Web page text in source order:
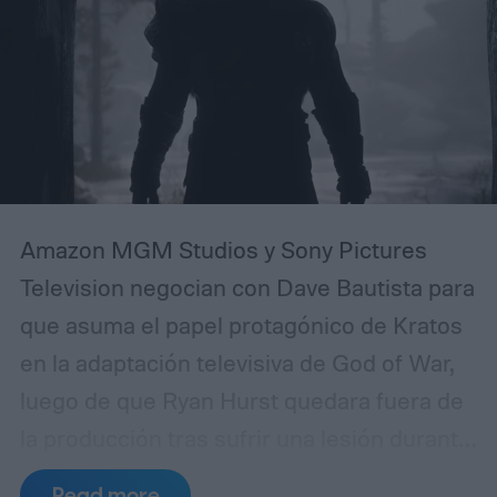
de menor resolución. La actualización
parece llegar discretamente. Google aún
no ha hecho un anuncio importante sobre
Chrome al respecto.
Amazon MGM Studios y Sony Pictures
Television negocian con Dave Bautista para
que asuma el papel protagónico de Kratos
en la adaptación televisiva de God of War,
el rodaje.El contratiempo se produjo a